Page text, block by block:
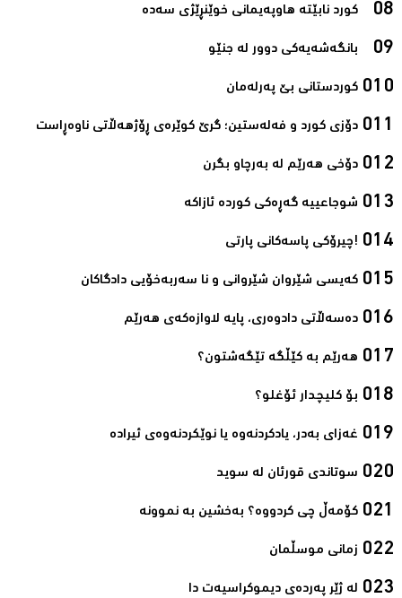
کورد نابێتە هاوپەیمانی خوێنڕێژی سەدە‌
بانگەشەیەکی دوور لە جنێو‌
کوردستانی بێ پەرلەمان‌
دۆزی کورد و فەلەستین؛ گرێ کوێرەی ڕۆژھەڵاتی ناوەڕاست‌
دۆخی هەرێم لە بەرچاو بگرن‌
شوجاعییە گەڕەکی کوردە ئازاکە‌
!چیرۆکی پاسەکانی پارتی‌
کەیسی شێروان شێروانی و نا سەربەخۆیی دادگاکان‌
دەسەڵاتی دادوەری، پایه‌ لاوازه‌كەی هه‌رێم‌
ھەرێم بە کێڵگە تێگەشتون؟‌
بۆ کلیچدار ئۆغلو؟‌
غەزای بەدر، یادکردنەوە یا نوێکردنەوەی ئیرادە‌
سوتاندى قورئان لە سوید‌
کۆمەڵ چی کردووە؟ بەخشین بە نموونە‌
زمانی موسڵمان‌
لە ژێر پەردەی دیموکراسیەت دا‌